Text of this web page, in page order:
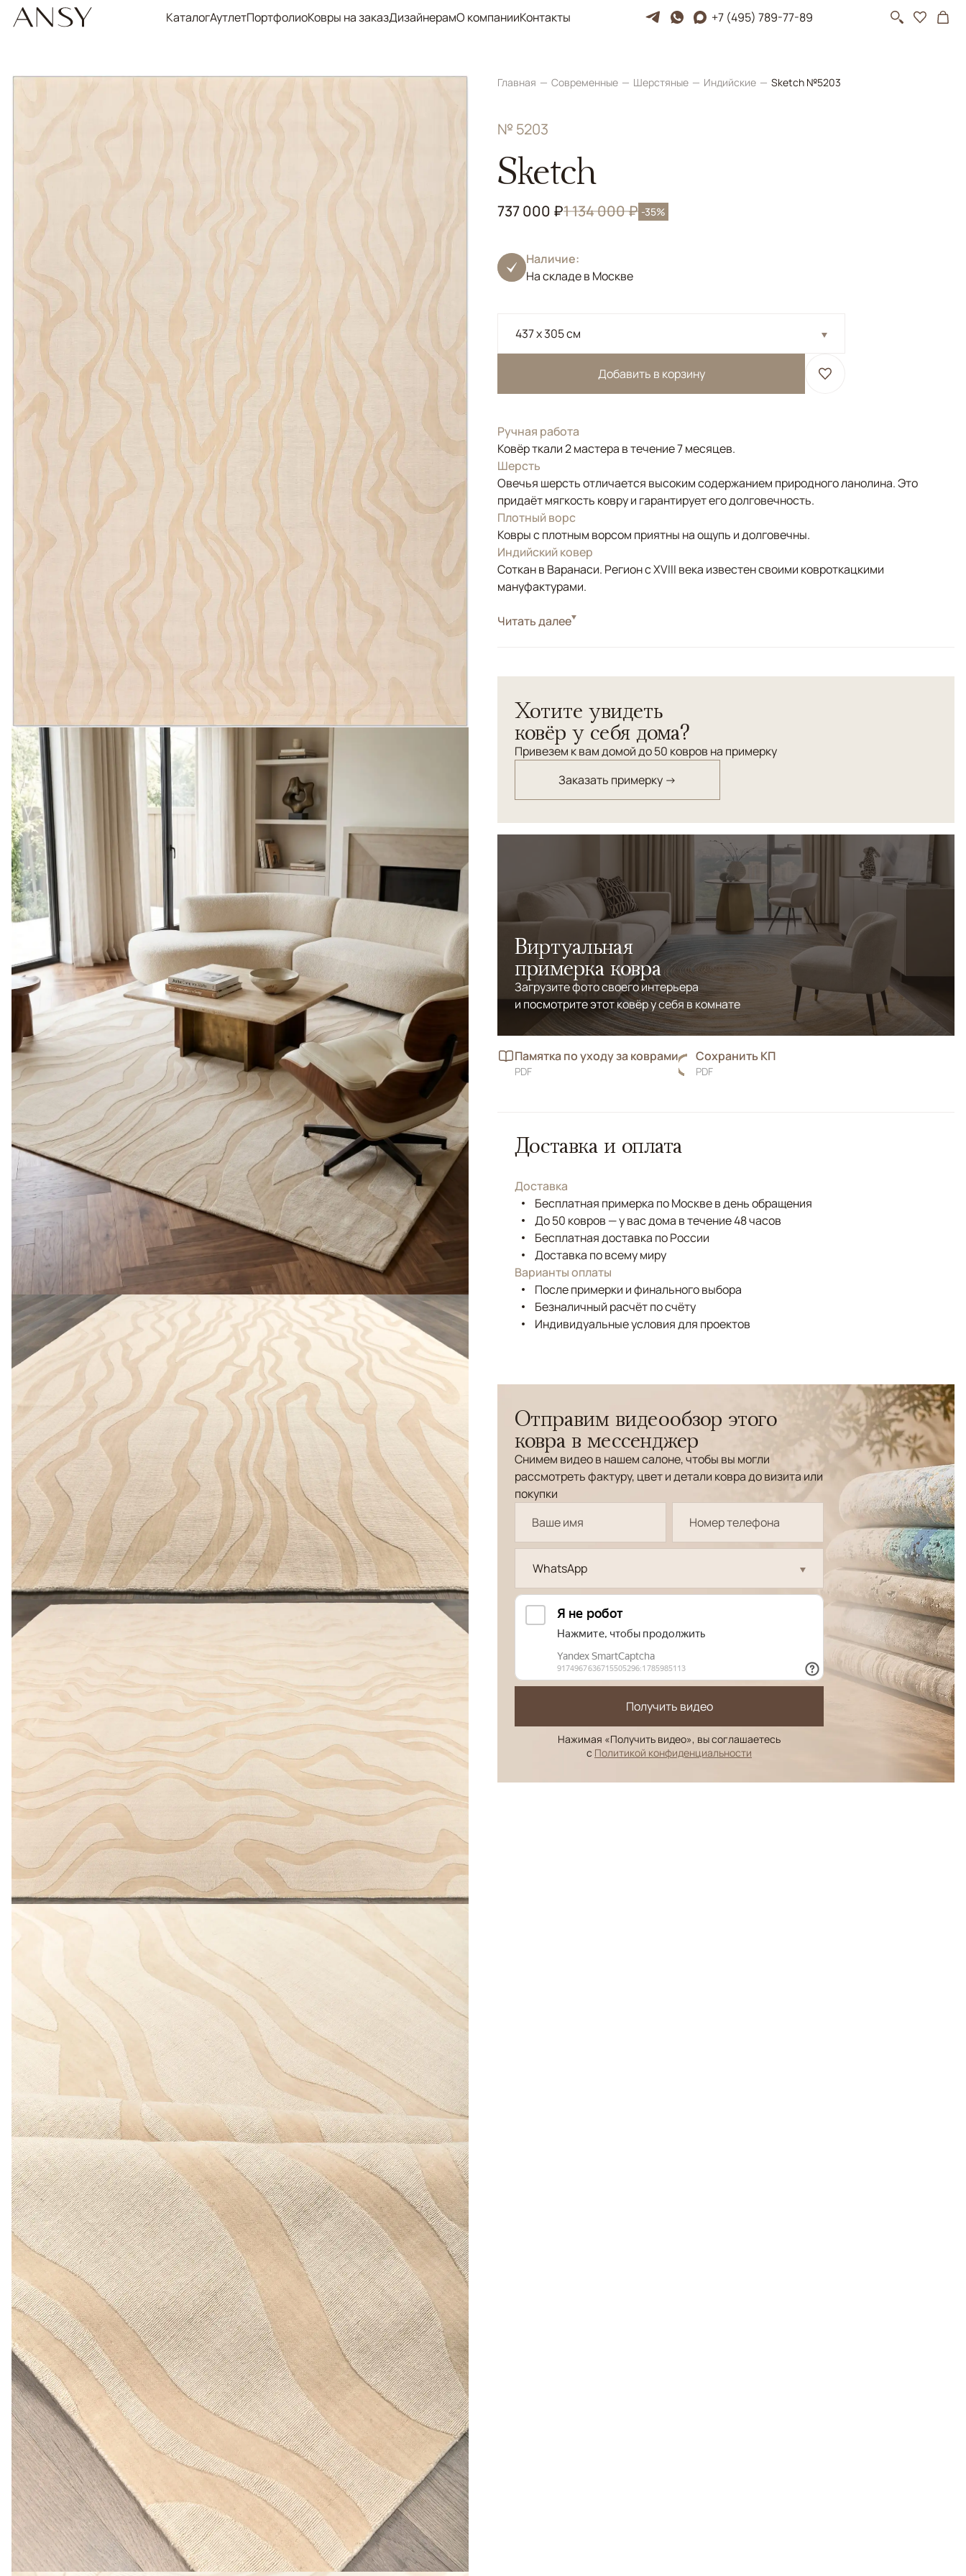
КаталогАутлетПортфолиоКовры на заказДизайнерамО компанииКонтакты +7 (495) 789-77-89
Главная Современные Шерстяные Индийские Sketch №5203
№ 5203
Sketch
737 000 ₽1 134 000 ₽ -35%
Наличие:
На складе в Москве
437 x 305 см
Добавить в корзину
Ручная работа
Ковёр ткали 2 мастера в течение 7 месяцев.
Шерсть
Овечья шерсть отличается высоким содержанием природного ланолина. Это
придаёт мягкость ковру и гарантирует его долговечность.
Плотный ворс
Ковры с плотным ворсом приятны на ощупь и долговечны.
Индийский ковер
Соткан в Варанаси. Регион с XVIII века известен своими ковроткацкими
мануфактурами.
СтильСовременные
Читать далее
Хотите увидеть
ковёр у себя дома?
Привезем к вам домой до 50 ковров на примерку
Заказать примерку →
Виртуальная
примерка ковра
Загрузите фото своего интерьера
и посмотрите этот ковёр у себя в комнате
Памятка по уходу за коврами
PDF
Сохранить КП
PDF
Доставка и оплата
Доставка
Бесплатная примерка по Москве в день обращения
До 50 ковров — у вас дома в течение 48 часов
Бесплатная доставка по России
Доставка по всему миру
Варианты оплаты
После примерки и финального выбора
Безналичный расчёт по счёту
Индивидуальные условия для проектов
Отправим видеообзор этого
ковра в мессенджер
Снимем видео в нашем салоне, чтобы вы могли
рассмотреть фактуру, цвет и детали ковра до визита или
покупки
WhatsApp
Получить видео
Нажимая «Получить видео», вы соглашаетесь
с Политикой конфиденциальности